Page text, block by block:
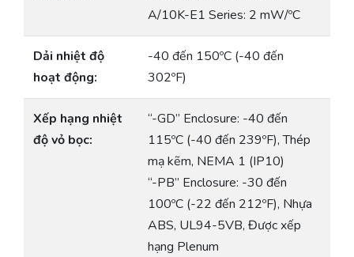
A/10K-E1 Series: 2 mW/ºC
Dải nhiệt độ
hoạt động:
-40 đến 150ºC (-40 đến
302ºF)
Xếp hạng nhiệt
độ vỏ bọc:
“-GD” Enclosure: -40 đến
115ºC (-40 đến 239ºF), Thép
mạ kẽm, NEMA 1 (IP10)
“-PB” Enclosure: -30 đến
100ºC (-22 đến 212ºF), Nhựa
ABS, UL94-5VB, Được xếp
hạng Plenum